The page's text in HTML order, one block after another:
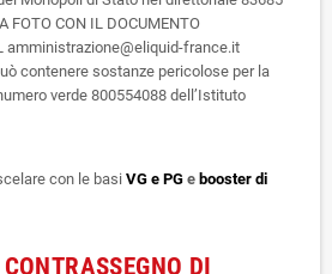
CON IL DOCUMENTO
amministrazione@eliquid-france.it
contenere sostanze pericolose per la
verde 800554088 dell’Istituto
con le basi VG e PG e booster di
DI